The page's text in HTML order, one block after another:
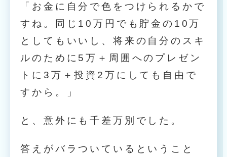
「お金に自分で色をつけられるかで
すね。同じ10万円でも貯金の10万
としてもいいし、将来の自分のスキ
ルのために5万＋周囲へのプレゼン
トに3万＋投資2万にしても自由で
すから。」
と、意外にも千差万別でした。
答えがバラついているということ